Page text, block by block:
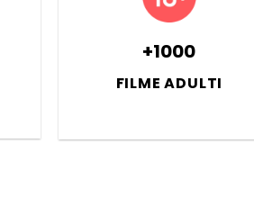
+1000
FILME ADULTI